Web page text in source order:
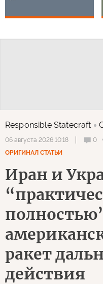
Responsible Statecraft
06 августа 2026 10:18 0
ОРИГИНАЛ СТАТЬИ
Иран и
ракет
действия